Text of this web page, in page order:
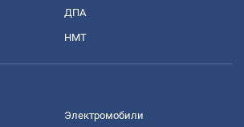
ДПА
НМТ
Электромобили